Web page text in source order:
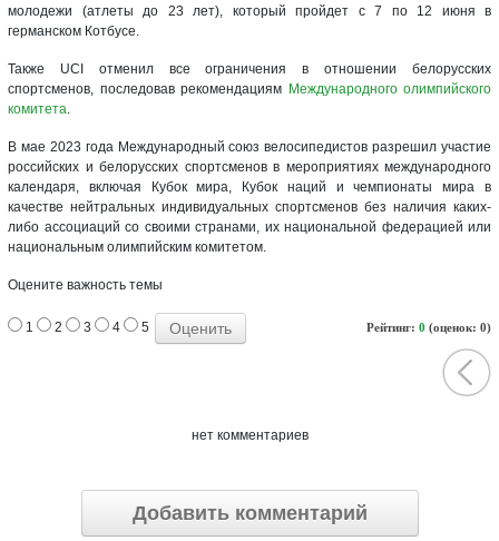
молодежи (атлеты до 23 лет), который пройдет с 7 по 12 июня в
германском Котбусе.
Также UCI отменил все ограничения в отношении белорусских
спортсменов, последовав рекомендациям Международного олимпийского
комитета.
В мае 2023 года Международный союз велосипедистов разрешил участие
российских и белорусских спортсменов в мероприятиях международного
календаря, включая Кубок мира, Кубок наций и чемпионаты мира в
качестве нейтральных индивидуальных спортсменов без наличия каких-
либо ассоциаций со своими странами, их национальной федерацией или
национальным олимпийским комитетом.
Оцените важность темы
Рейтинг: 0 (оценок: 0)
1 2 3 4 5
нет комментариев
Добавить комментарий